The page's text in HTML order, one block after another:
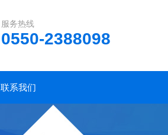
服务热线
0550-2388098
联系我们